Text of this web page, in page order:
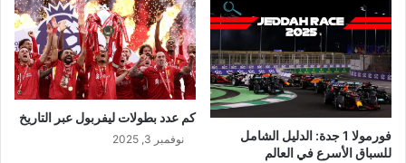
فورمولا 1 جدة: الدليل الشامل
للسباق الأسرع في العالم
كم عدد بطولات ليفربول عبر التاريخ
نوفمبر 3, 2025